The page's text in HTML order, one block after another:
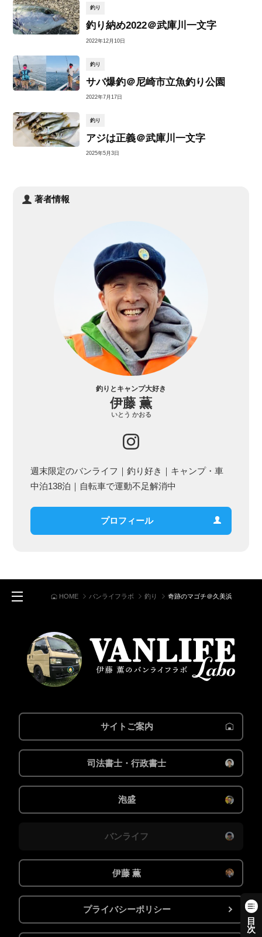
釣り納め2022＠武庫川一文字
2022年12月10日
釣り
サバ爆釣＠尼崎市立魚釣り公園
2022年7月17日
釣り
アジは正義＠武庫川一文字
2025年5月3日
釣り
著者情報
釣りとキャンプ大好き
伊藤 薫
いとう かおる
週末限定のバンライフ｜釣り好き｜キャンプ・車
中泊138泊｜自転車で運動不足解消中
プロフィール
HOME バンライフラボ 釣り 奇跡のマゴチ＠久美浜
サイトご案内
司法書士・行政書士
泡盛
バンライフ
伊藤 薫
プライバシーポリシー